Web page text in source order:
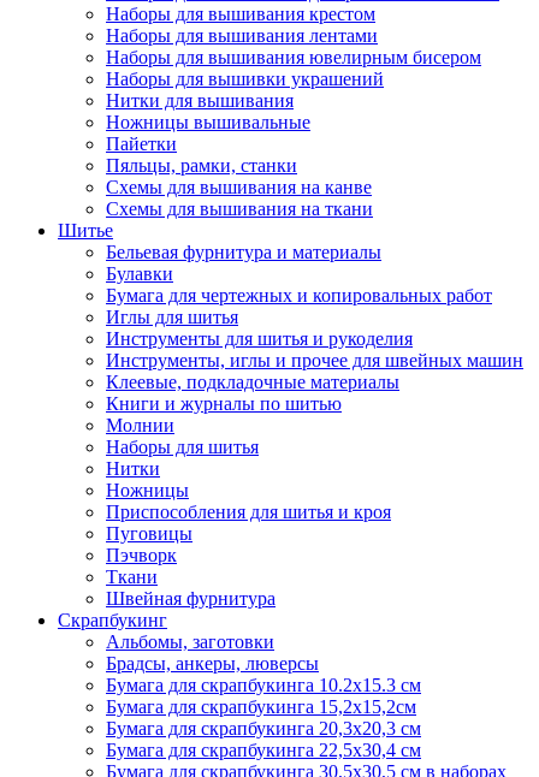
Наборы для вышивания крестом
Наборы для вышивания лентами
Наборы для вышивания ювелирным бисером
Наборы для вышивки украшений
Нитки для вышивания
Ножницы вышивальные
Пайетки
Пяльцы, рамки, станки
Схемы для вышивания на канве
Схемы для вышивания на ткани
Шитье
Бельевая фурнитура и материалы
Булавки
Бумага для чертежных и копировальных работ
Иглы для шитья
Инструменты для шитья и рукоделия
Инструменты, иглы и прочее для швейных машин
Клеевые, подкладочные материалы
Книги и журналы по шитью
Молнии
Наборы для шитья
Нитки
Ножницы
Приспособления для шитья и кроя
Пуговицы
Пэчворк
Ткани
Швейная фурнитура
Скрапбукинг
Альбомы, заготовки
Брадсы, анкеры, люверсы
Бумага для скрапбукинга 10.2х15.3 см
Бумага для скрапбукинга 15,2х15,2см
Бумага для скрапбукинга 20,3х20,3 см
Бумага для скрапбукинга 22,5х30,4 см
Бумага для скрапбукинга 30,5х30,5 см в наборах